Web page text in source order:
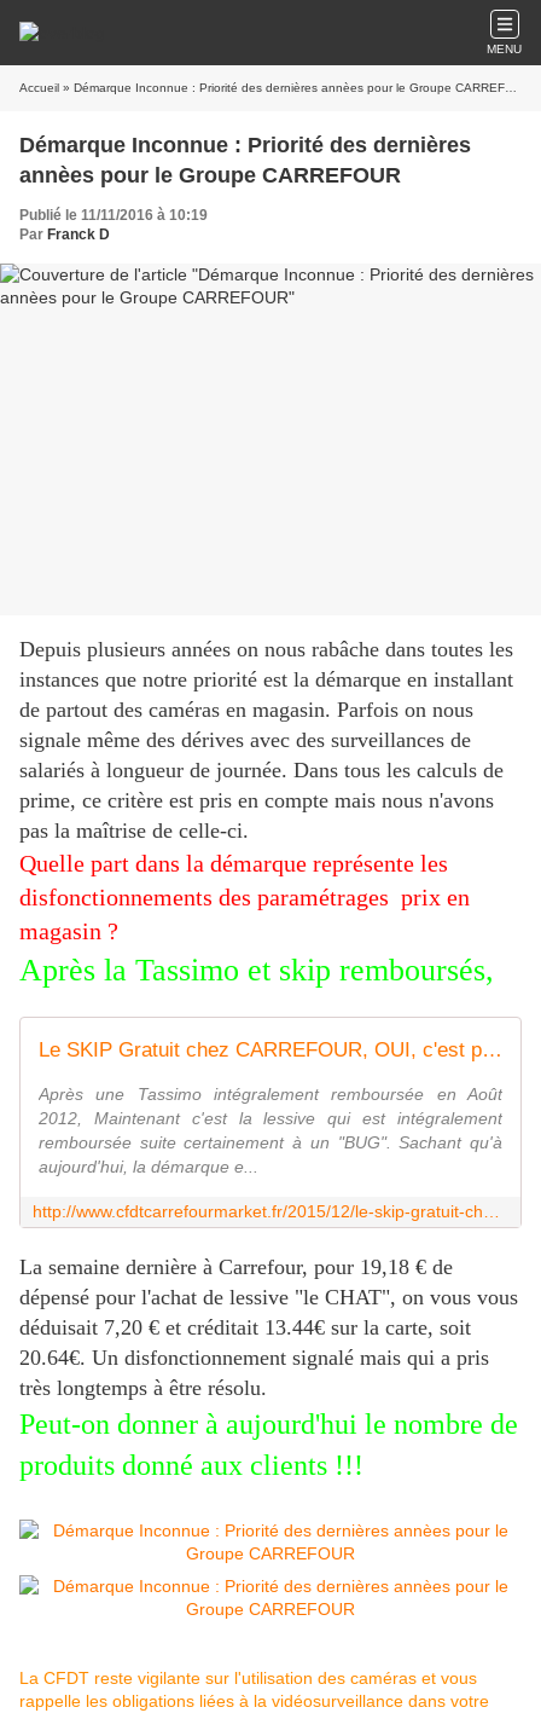
MENU
Accueil » Démarque Inconnue : Priorité des dernières annèes pour le Groupe CARREFOUR
Démarque Inconnue : Priorité des dernières
annèes pour le Groupe CARREFOUR
Publié le 11/11/2016 à 10:19
Par Franck D
Depuis plusieurs années on nous rabâche dans toutes les
instances que notre priorité est la démarque en installant
de partout des caméras en magasin. Parfois on nous
signale même des dérives avec des surveillances de
salariés à longueur de journée. Dans tous les calculs de
prime, ce critère est pris en compte mais nous n'avons
pas la maîtrise de celle-ci.
Quelle part dans la démarque représente les
disfonctionnements des paramétrages prix en
magasin ?
Après la Tassimo et skip remboursés,
Le SKIP Gratuit chez CARREFOUR, OUI, c'est possible !!! - La CFDT chez CARREFOUR Market.
Après une Tassimo intégralement remboursée en Août
2012, Maintenant c'est la lessive qui est intégralement
remboursée suite certainement à un "BUG". Sachant qu'à
aujourd'hui, la démarque e...
La semaine dernière à Carrefour, pour 19,18 € de
dépensé pour l'achat de lessive "le CHAT", on vous vous
déduisait 7,20 € et créditait 13.44€ sur la carte, soit
20.64€. Un disfonctionnement signalé mais qui a pris
très longtemps à être résolu.
Peut-on donner à aujourd'hui le nombre de
produits donné aux clients !!!
La CFDT reste vigilante sur l'utilisation des caméras et vous
rappelle les obligations liées à la vidéosurveillance dans votre